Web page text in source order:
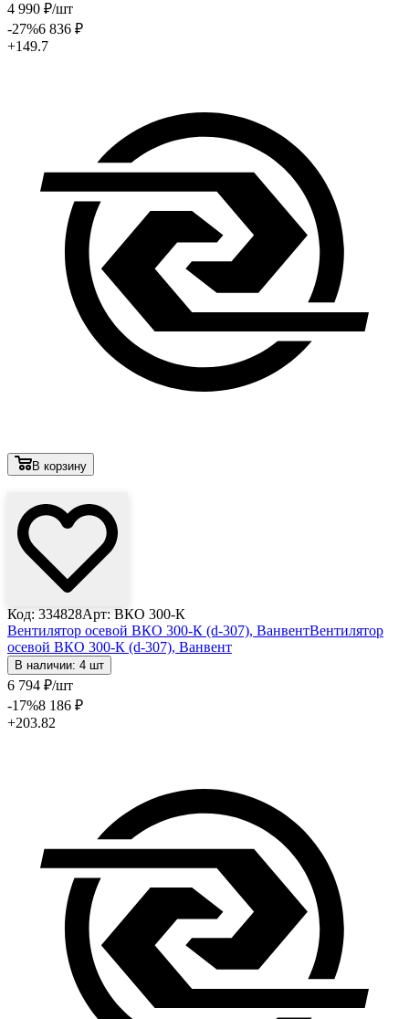
4 990 ₽/шт
-27%6 836 ₽
+149.7
В корзину
Код: 334828Арт: ВКО 300-К
Вентилятор осевой ВКО 300-К (d-307), ВанвентВентилятор
осевой ВКО 300-К (d-307), Ванвент
В наличии: 4 шт
6 794 ₽/шт
-17%8 186 ₽
+203.82